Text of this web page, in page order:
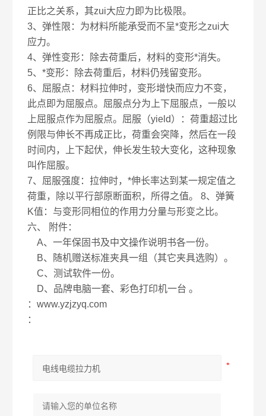
正比之关系，其zui大应力即为比极限。
3、弹性限：为材料所能承受而不呈*变形之zui大
应力。
4、弹性变形：除去荷重后，材料的变形*消失。
5、*变形：除去荷重后，材料仍残留变形。
6、屈服点：材料拉伸时，变形增快而应力不变，
此点即为屈服点。屈服点分为上下屈服点，一般以
上屈服点作为屈服点。屈服（yield）：荷重超过比
例限与伸长不再成正比，荷重会突降，然后在一段
时间内，上下起伏，伸长发生较大变化，这种现象
叫作屈服。
7、屈服强度：拉伸时，*伸长率达到某一规定值之
荷重，除以平行部原断面积，所得之值。 8、弹簧
K值：与变形同相位的作用力分量与形变之比。
六、
附件：
A、一年保固书及中文操作说明书各一份。
B、随机赠送标准夹具一组（其它夹具选购）。
C、测试软件一份。
D、品牌电脑一套、彩色打印机一台 。
：www.yzjzyq.com
：